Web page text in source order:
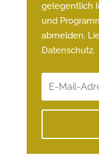
gelegentlich
und
abmelden.
Datenschutz.